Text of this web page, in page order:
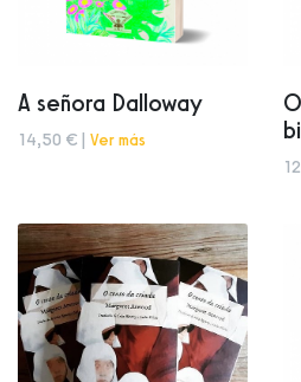
A señora Dalloway
14,50 € | Ver más